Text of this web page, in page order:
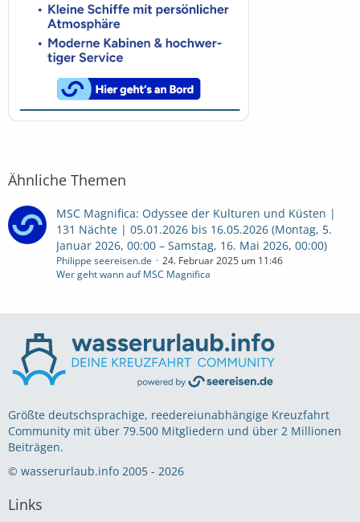
Ähnliche Themen
MSC Magnifica: Odyssee der Kulturen und Küsten |
131 Nächte | 05.01.2026 bis 16.05.2026 (Montag, 5.
Januar 2026, 00:00 – Samstag, 16. Mai 2026, 00:00)
Philippe seereisen.de
24. Februar 2025 um 11:46
Wer geht wann auf MSC Magnifica
Größte deutschsprachige, reedereiunabhängige Kreuzfahrt
Community mit über 79.500 Mitgliedern und über 2 Millionen
Beiträgen.
© wasserurlaub.info 2005 - 2026
Links